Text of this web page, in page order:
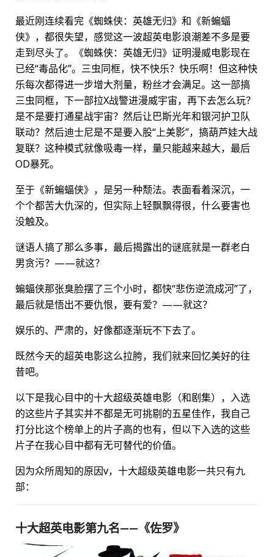
最近刚连续看完《蜘蛛侠：英雄无归》和《新蝙蝠
侠》，都很失望，感觉这一波超英电影浪潮差不多是要
走到尽头了。《蜘蛛侠：英雄无归》证明漫威电影现在
已经“毒品化”。三虫同框，快不快乐？快乐啊！但这种快
乐每次都得进一步增大剂量，粉丝才会满足。这一部搞
三虫同框，下一部拉X战警进漫威宇宙，再下去怎么玩？
是不是要打通星战宇宙？然后让巴斯光年和银河护卫队
联动？然后迪士尼是不是要入股“上美影”，搞葫芦娃大战
复联？这种模式就像吸毒一样，量只能越来越大，最后
OD暴死。
至于《新蝙蝠侠》，是另一种颓法。表面看着深沉，一
个个都苦大仇深的，但实际上轻飘飘得很，什么要害也
没触及。
谜语人搞了那么多事，最后揭露出的谜底就是一群老白
男贪污？——就这？
蝙蝠侠那张臭脸摆了三个小时，都快“悲伤逆流成河”了，
最后就是悟出不要仇恨，要有爱？——就这？
娱乐的、严肃的，好像都逐渐玩不下去了。
既然今天的超英电影这么拉胯，我们就来回忆美好的往
昔吧。
以下是我心目中的十大超级英雄电影（和剧集），入选
的这些片子其实并不都是无可挑剔的五星佳作，我自己
打分比这个榜单上的片子高的也有，但以下入选的这些
片子在我心目中都有无可替代的价值。
因为众所周知的原因v，十大超级英雄电影一共只有九
部：
十大超英电影第九名——《佐罗》